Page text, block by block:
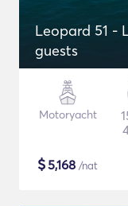
Leopard 51 -
guests
Motoryacht
$5,168 /nat